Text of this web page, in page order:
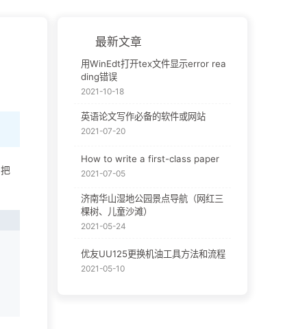
最新文章
用WinEdt打开tex文件显示error rea
ding错误
2021-10-18
英语论文写作必备的软件或网站
2021-07-20
How to write a first-class paper
2021-07-05
济南华山湿地公园景点导航（网红三
棵树、儿童沙滩）
2021-05-24
优友UU125更换机油工具方法和流程
2021-05-10